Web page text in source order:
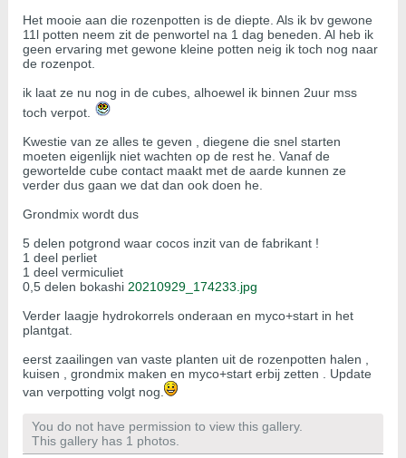
Het mooie aan die rozenpotten is de diepte. Als ik bv gewone
11l potten neem zit de penwortel na 1 dag beneden. Al heb ik
geen ervaring met gewone kleine potten neig ik toch nog naar
de rozenpot.
ik laat ze nu nog in de cubes, alhoewel ik binnen 2uur mss
toch verpot.
Kwestie van ze alles te geven , diegene die snel starten
moeten eigenlijk niet wachten op de rest he. Vanaf de
gewortelde cube contact maakt met de aarde kunnen ze
verder dus gaan we dat dan ook doen he.
Grondmix wordt dus
5 delen potgrond waar cocos inzit van de fabrikant !
1 deel perliet
1 deel vermiculiet
0,5 delen bokashi 20210929_174233.jpg
Verder laagje hydrokorrels onderaan en myco+start in het
plantgat.
eerst zaailingen van vaste planten uit de rozenpotten halen ,
kuisen , grondmix maken en myco+start erbij zetten . Update
van verpotting volgt nog.
You do not have permission to view this gallery.
This gallery has 1 photos.